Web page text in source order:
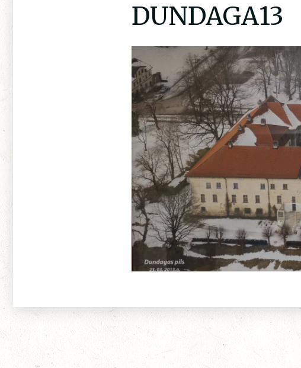
DUNDAGA13